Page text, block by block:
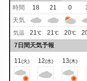
時間
18 21 0
天気
気温 21℃ 21℃ 20℃
7日間天気予報
11(火) 12(水) 13(木)